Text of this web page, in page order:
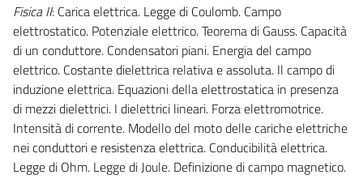
Fisica II: Carica elettrica. Legge di Coulomb. Campo
elettrostatico. Potenziale elettrico. Teorema di Gauss. Capacità
di un conduttore. Condensatori piani. Energia del campo
elettrico. Costante dielettrica relativa e assoluta. Il campo di
induzione elettrica. Equazioni della elettrostatica in presenza
di mezzi dielettrici. I dielettrici lineari. Forza elettromotrice.
Intensità di corrente. Modello del moto delle cariche elettriche
nei conduttori e resistenza elettrica. Conducibilità elettrica.
Legge di Ohm. Legge di Joule. Definizione di campo magnetico.